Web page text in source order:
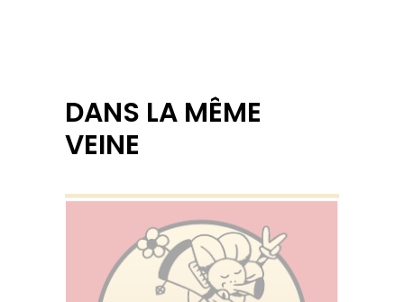
DANS LA MÊME
VEINE